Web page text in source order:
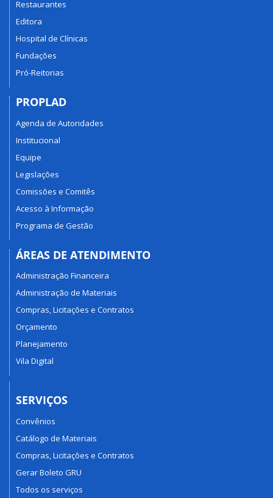
Restaurantes
Editora
Hospital de Clínicas
Fundações
Pró-Reitorias
PROPLAD
Agenda de Autoridades
Institucional
Equipe
Legislações
Comissões e Comitês
Acesso à Informação
Programa de Gestão
ÁREAS DE ATENDIMENTO
Administração Financeira
Administração de Materiais
Compras, Licitações e Contratos
Orçamento
Planejamento
Vila Digital
SERVIÇOS
Convênios
Catálogo de Materiais
Compras, Licitações e Contratos
Gerar Boleto GRU
Todos os serviços